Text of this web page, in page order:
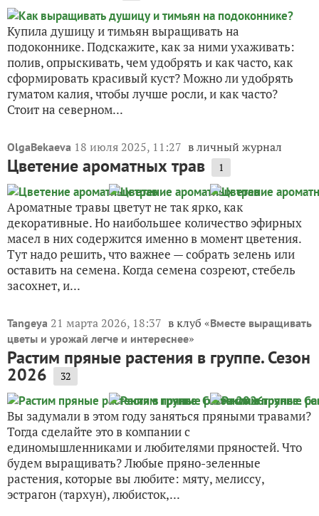
Купила душицу и тимьян выращивать на
подоконнике. Подскажите, как за ними ухаживать:
полив, опрыскивать, чем удобрять и как часто, как
сформировать красивый куст? Можно ли удобрять
гуматом калия, чтобы лучше росли, и как часто?
Стоит на северном...
OlgaBekaeva 18 июля 2025, 11:27 в личный журнал
Цветение ароматных трав 1
Ароматные травы цветут не так ярко, как
декоративные. Но наибольшее количество эфирных
масел в них содержится именно в момент цветения.
Тут надо решить, что важнее — собрать зелень или
оставить на семена. Когда семена созреют, стебель
засохнет, и...
Tangeya 21 марта 2026, 18:37 в клуб «Вместе выращивать
цветы и урожай легче и интереснее»
Растим пряные растения в группе. Сезон
2026 32
Вы задумали в этом году заняться пряными травами?
Тогда сделайте это в компании с
единомышленниками и любителями пряностей. Что
будем выращивать? Любые пряно-зеленные
растения, которые вы любите: мяту, мелиссу,
эстрагон (тархун), любисток,...